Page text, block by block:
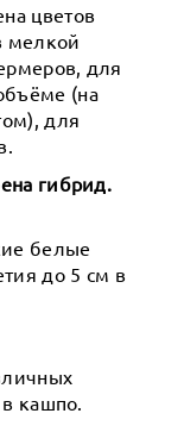
цветов
мелкой
для
(на
для
гибрид.
белые
до 5 см в
кашпо.